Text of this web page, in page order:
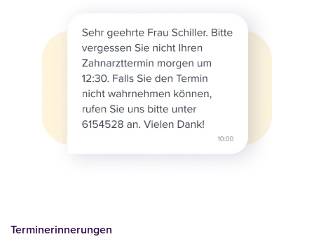
Terminerinnerungen